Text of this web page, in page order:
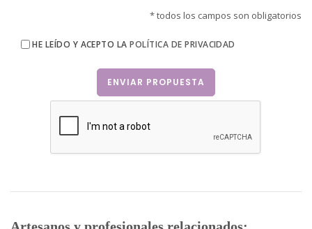
* todos los campos son obligatorios
HE LEÍDO Y ACEPTO LAPOLÍTICA DE PRIVACIDAD
ENVIAR PROPUESTA